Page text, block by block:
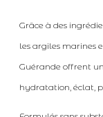
Grâce à des
les argiles marines
Guérande offrent
hydratation, éclat,